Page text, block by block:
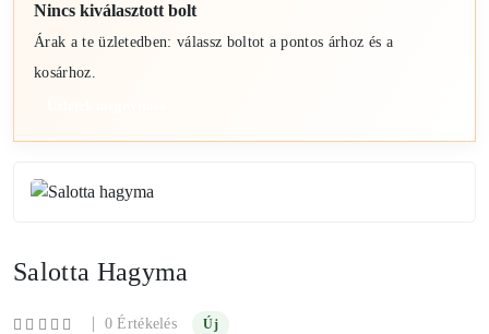
Nincs kiválasztott bolt
Árak a te üzletedben: válassz boltot a pontos árhoz és a
kosárhoz.
Salotta Hagyma
| 0 Értékelés Új